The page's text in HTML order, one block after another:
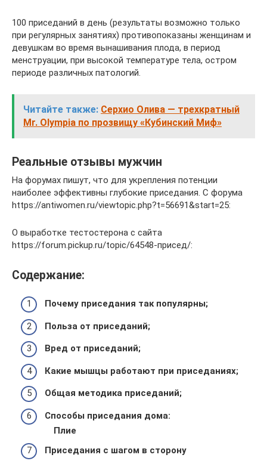
100 приседаний в день (результаты возможно только
при регулярных занятиях) противопоказаны женщинам и
девушкам во время вынашивания плода, в период
менструации, при высокой температуре тела, остром
периоде различных патологий.
Читайте также: Серхио Олива — трехкратный
Mr. Olympia по прозвищу «Кубинский Миф»
Реальные отзывы мужчин
На форумах пишут, что для укрепления потенции
наиболее эффективны глубокие приседания. С форума
https://antiwomen.ru/viewtopic.php?t=56691&start=25:
О выработке тестостерона с сайта
https://forum.pickup.ru/topic/64548-присед/:
Содержание:
Почему приседания так популярны;
Польза от приседаний;
Вред от приседаний;
Какие мышцы работают при приседаниях;
Общая методика приседаний;
Способы приседания дома:
Плие
Приседания с шагом в сторону